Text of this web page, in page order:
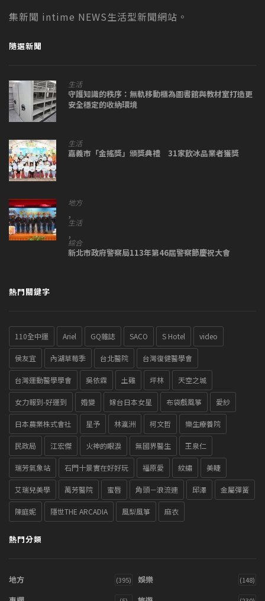
集新聞 intime NEWS生活型新聞網站。
隨選新聞
生活
守護知識的秩序：無軌移動櫃為圖書館與教材室打造更
安全穩定的收納環境
生活
嘉義市「金搖獎」頒獎典禮 31家飲冰品業者獲獎
地方
,
生活
,
綜合
新北市政府警察局113年第46屆警察節慶祝大會
熱門關鍵字
110全中運 Ariel GQ雜誌 SACO S Hotel video
侯友宜 內湖草莓季 台北醫院 台灣復健醫學會
台灣運動醫學學會 吳依霖 土雞 坪林 天空之城
女力報到-好運到 婚變 嫁台日本女星 布袋戲風箏 愛紗
日本農業株式會社 星予 林瀛洲 柯文哲 樂生療養院
民政局 江宏傑 火神的眼淚 無國界醫生 王泉仁
瑞芳氣象站 石門十景實在好好玩 福原愛 紋繡 美睫
艾瑞兒美學 萬芳醫院 蜜唇 角頭－浪流連 邱澤 金屬彈簧
陳庭妮 隱世THE ARCADIA 風梨風箏 麻衣
熱門分類
地方 (395) 娛樂 (148)